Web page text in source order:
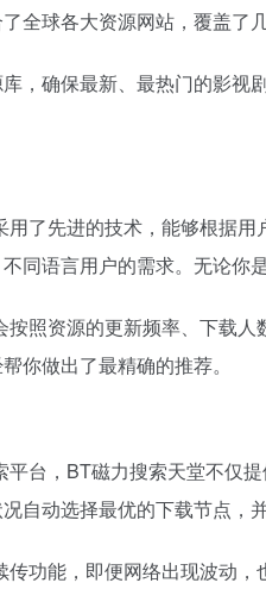
全球各大资源网站，覆盖了
，确保最新、最热门的影
了先进的技术，能够根据
同语言用户的需求。无论你
照资源的更新频率、下载
你做出了最精确的推荐。
台，BT磁力搜索天堂不仅
自动选择最优的下载节点，
功能，即便网络出现波动